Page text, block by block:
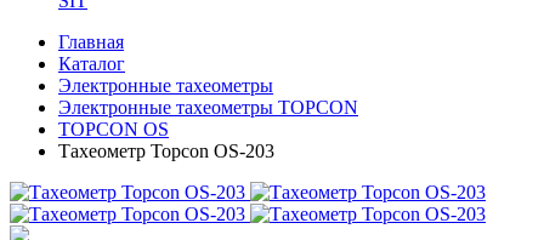
Главная
Каталог
Электронные тахеометры
Электронные тахеометры TOPCON
TOPCON OS
Тахеометр Topcon OS-203